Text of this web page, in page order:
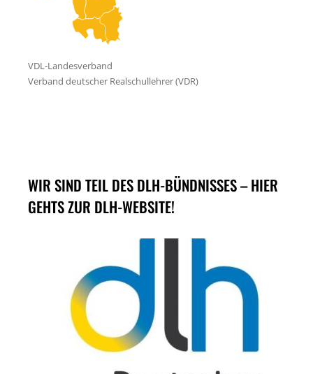
WIR SIND TEIL DES DLH-BÜNDNISSES – HIER
GEHTS ZUR DLH-WEBSITE!